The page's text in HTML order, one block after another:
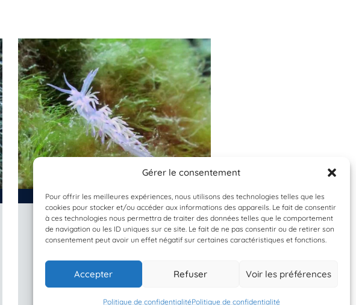
Gérer le consentement
Pour offrir les meilleures expériences, nous utilisons des technologies telles que les
cookies pour stocker et/ou accéder aux informations des appareils. Le fait de consentir
à ces technologies nous permettra de traiter des données telles que le comportement
de navigation ou les ID uniques sur ce site. Le fait de ne pas consentir ou de retirer son
consentement peut avoir un effet négatif sur certaines caractéristiques et fonctions.
Accepter Refuser Voir les préférences
Politique de confidentialitéPolitique de confidentialité
Validée
Flabellina affinis
Flabelline mauve
27 juillet 2014
ptiteric
Validée
Diplodus
Sar à tête